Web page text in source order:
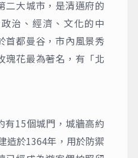
餐廳B.350
泰式晚餐B.650
，氣候涼爽，是著名的